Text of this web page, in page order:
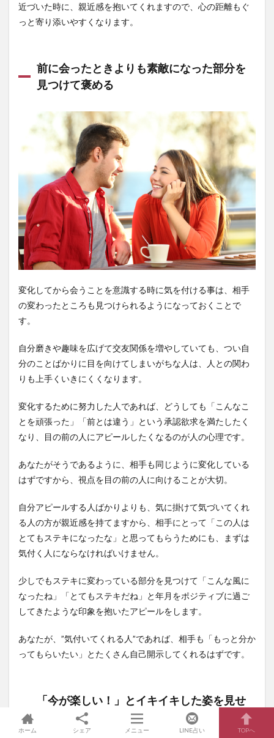
近づいた時に、親近感を抱いてくれますので、心の距離もぐ
っと寄り添いやすくなります。
前に会ったときよりも素敵になった部分を
見つけて褒める
変化してから会うことを意識する時に気を付ける事は、相手
の変わったところも見つけられるようになっておくことで
す。
自分磨きや趣味を広げて交友関係を増やしていても、つい自
分のことばかりに目を向けてしまいがちな人は、人との関わ
りも上手くいきにくくなります。
変化するために努力した人であれば、どうしても「こんなこ
とを頑張った」「前とは違う」という承認欲求を満たしたく
なり、目の前の人にアピールしたくなるのが人の心理です。
あなたがそうであるように、相手も同じように変化している
はずですから、視点を目の前の人に向けることが大切。
自分アピールする人ばかりよりも、気に掛けて気づいてくれ
る人の方が親近感を持てますから、相手にとって「この人は
とてもステキになったな」と思ってもらうためにも、まずは
気付く人にならなければいけません。
少しでもステキに変わっている部分を見つけて「こんな風に
なったね」「とてもステキだね」と年月をポジティブに過ご
してきたような印象を抱いたアピールをします。
あなたが、”気付いてくれる人”であれば、相手も「もっと分か
ってもらいたい」とたくさん自己開示してくれるはずです。
「今が楽しい！」とイキイキした姿を見せ
ホーム シェア メニュー LINE占い TOPへ